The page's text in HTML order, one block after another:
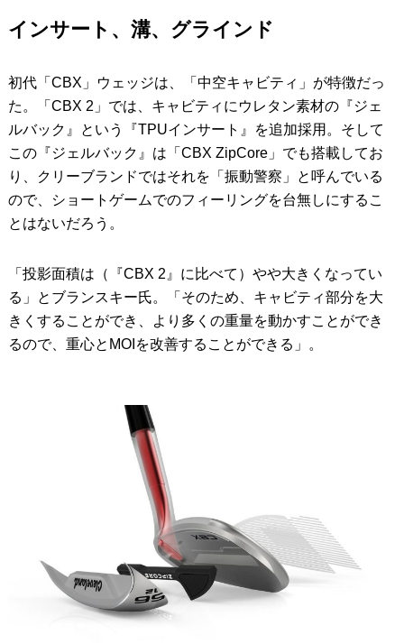
インサート、溝、グラインド
初代「CBX」ウェッジは、「中空キャビティ」が特徴だっ
た。「CBX 2」では、キャビティにウレタン素材の『ジェ
ルバック』という『TPUインサート』を追加採用。そして
この『ジェルバック』は「CBX ZipCore」でも搭載してお
り、クリーブランドではそれを「振動警察」と呼んでいる
ので、ショートゲームでのフィーリングを台無しにするこ
とはないだろう。
「投影面積は（『CBX 2』に比べて）やや大きくなってい
る」とブランスキー氏。「そのため、キャビティ部分を大
きくすることができ、より多くの重量を動かすことができ
るので、重心とMOIを改善することができる」。